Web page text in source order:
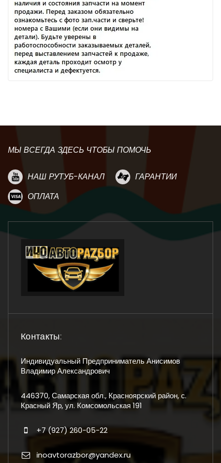
МЫ ВСЕГДА ЗДЕСЬ ЧТОБЫ ПОМОЧЬ
НАШ РУТУБ-КАНАЛ
ГАРАНТИИ
ОПЛАТА
Контакты:
Индивидуальный Предприниматель Анисимов
Владимир Александрович
446370, Самарская обл., Красноярский район, с.
Красный Яр, ул. Комсомольская 191
+7 (927) 260-05-22
inoavtorazbor@yandex.ru